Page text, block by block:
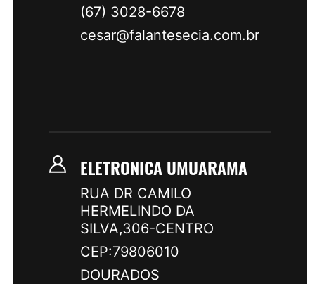
(67) 3028-6678
cesar@falantesecia.com.br
ELETRONICA UMUARAMA
RUA DR CAMILO
HERMELINDO DA
SILVA,306-CENTRO
CEP:79806010
DOURADOS